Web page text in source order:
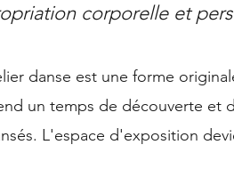
corporelle et
danse est une forme
un temps de découverte et
L'espace d'exposition